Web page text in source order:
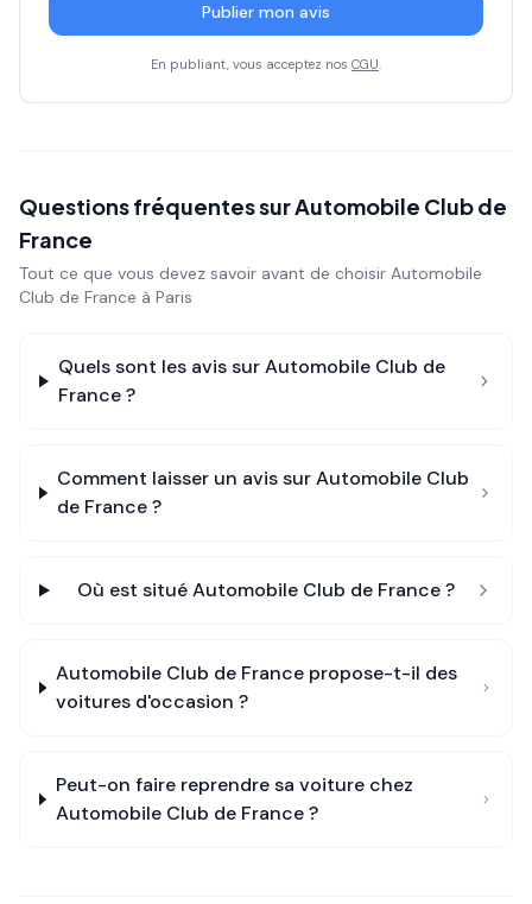
Publier mon avis
En publiant, vous acceptez nos CGU.
Questions fréquentes surAutomobile Club de
France
Tout ce que vous devez savoir avant de choisir Automobile
Club de France à Paris
Quels sont les avis surAutomobile Club de
France?
Comment laisser un avis surAutomobile Club
de France?
Où est situéAutomobile Club de France?
Automobile Club de Francepropose-t-il des
voitures d'occasion ?
Peut-on faire reprendre sa voiture chez
Automobile Club de France?